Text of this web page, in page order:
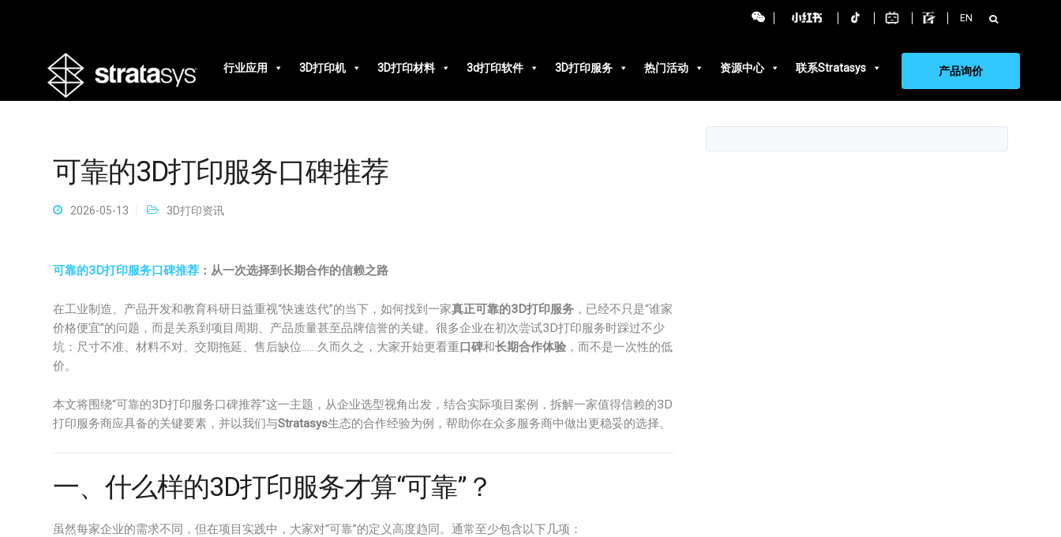
EN 搜
索：
行业应用
3D打印机 3D打印材料 3d打印软件 3D打印服务 热门活动 资源中心 联系Stratasys 产品询价
可靠的3D打印服务口碑推荐
2026-05-13 3D打印资讯
可靠的3D打印服务口碑推荐 ：从一次选择到长期合作的信赖之路
在工业制造、产品开发和教育科研日益重视“快速迭代”的当下，如何找到一家真正可靠的3D打印服务 ，已经不只是“谁家
价格便宜”的问题，而是关系到项目周期、产品质量甚至品牌信誉的关键。很多企业在初次尝试3D打印服务时踩过不少
坑：尺寸不准、材料不对、交期拖延、售后缺位……久而久之，大家开始更看重口碑和长期合作体验 ，而不是一次性的低
价。
本文将围绕“可靠的3D打印服务口碑推荐”这一主题，从企业选型视角出发，结合实际项目案例，拆解一家值得信赖的3D
打印服务商应具备的关键要素，并以我们与Stratasys生态的合作经验为例，帮助你在众多服务商中做出更稳妥的选择。
一、什么样的3D打印服务才算“可靠”？
虽然每家企业的需求不同，但在项目实践中，大家对“可靠”的定义高度趋同。通常至少包含以下几项：